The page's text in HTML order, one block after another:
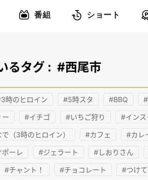
番組 ショート
るタグ : #西尾市
時のヒロイン #5時スタ #BBQ
ー #イチゴ #いちご狩り #インス
（3時のヒロイン） #カフェ #カレ
ーレ #ジェラート #しおりさん
#チャント！ #チョコレート #つけ